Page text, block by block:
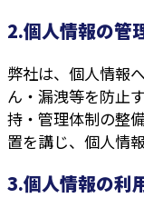
2.個人情報の管
弊社は、個人情報
ん・漏洩等を防止
持・管理体制の整
置を講じ、個人情
3.個人情報の利